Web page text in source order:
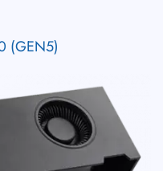
(GEN5)